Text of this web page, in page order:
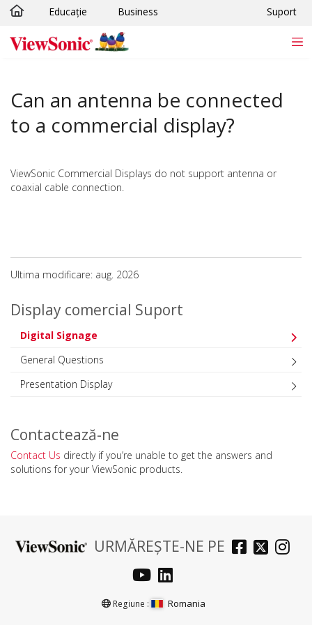
Sari la conținutul principal
Educație Business Suport
Can an antenna be connected
to a commercial display?
ViewSonic Commercial Displays do not support antenna or
coaxial cable connection.
Ultima modificare: aug. 2026
Display comercial Suport
Digital Signage
General Questions
Presentation Display
Contactează-ne
Contact Us directly if you’re unable to get the answers and
solutions for your ViewSonic products.
URMĂREȘTE-NE PE
Regiune : Romania